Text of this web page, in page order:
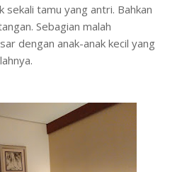
sekali tamu yang antri. Bahkan
Sebagian malah
dengan anak-anak kecil yang